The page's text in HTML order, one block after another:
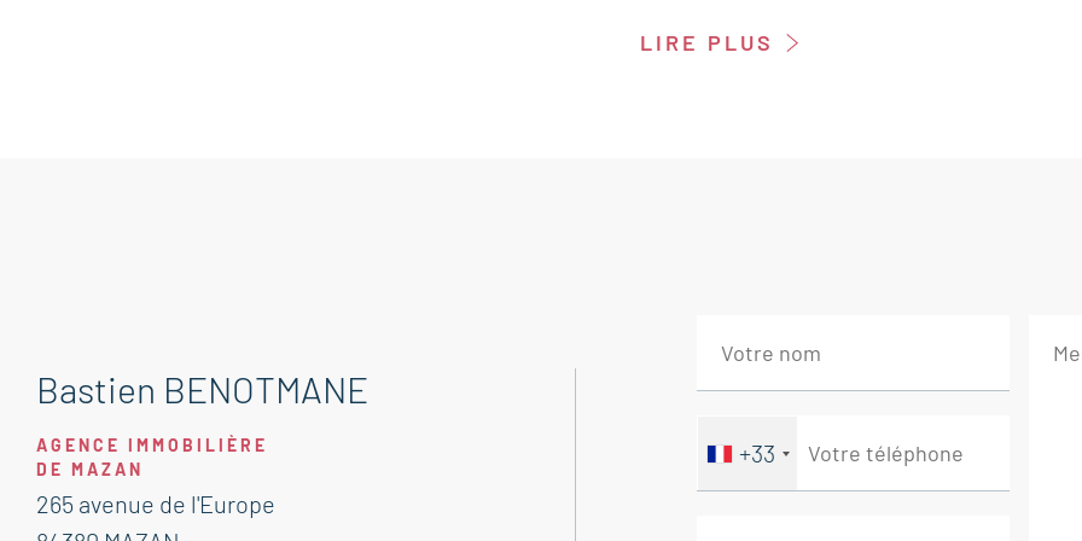
Dressing 2,15 m²
42 emplacements de parking répartis
LIRE PLUS
Bastien BENOTMANE
AGENCE IMMOBILIÈRE
DE MAZAN
265 avenue de l'Europe
+33